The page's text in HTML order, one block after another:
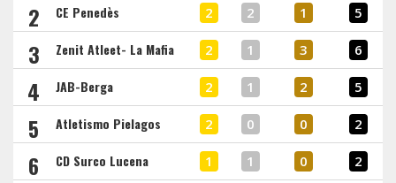
2 CE Penedès 2 2 1 5
3 Zenit Atleet- La Mafia 2 1 3 6
4 JAB-Berga 2 1 2 5
5 Atletismo Pielagos 2 0 0 2
6 CD Surco Lucena 1 1 0 2